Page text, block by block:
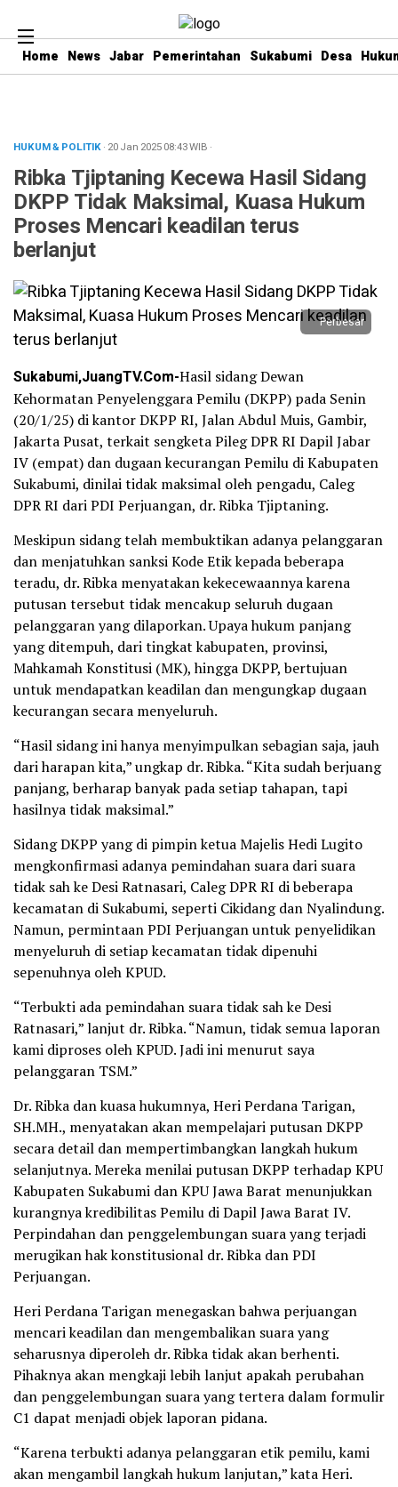
Home News Jabar Pemerintahan Sukabumi Desa
HUKUM & POLITIK· 20 Jan 202508:43WIB ·
Ribka Tjiptaning Kecewa Hasil Sidang
DKPP Tidak Maksimal, Kuasa Hukum
Proses Mencari keadilan terus
berlanjut
Perbesar
Sukabumi,JuangTV.Com-Hasil sidang Dewan
Kehormatan Penyelenggara Pemilu (DKPP) pada Senin
(20/1/25) di kantor DKPP RI, Jalan Abdul Muis, Gambir,
Jakarta Pusat, terkait sengketa Pileg DPR RI Dapil Jabar
IV (empat) dan dugaan kecurangan Pemilu di Kabupaten
Sukabumi, dinilai tidak maksimal oleh pengadu, Caleg
DPR RI dari PDI Perjuangan, dr. Ribka Tjiptaning.
Meskipun sidang telah membuktikan adanya pelanggaran
dan menjatuhkan sanksi Kode Etik kepada beberapa
teradu, dr. Ribka menyatakan kekecewaannya karena
putusan tersebut tidak mencakup seluruh dugaan
pelanggaran yang dilaporkan. Upaya hukum panjang
yang ditempuh, dari tingkat kabupaten, provinsi,
Mahkamah Konstitusi (MK), hingga DKPP, bertujuan
untuk mendapatkan keadilan dan mengungkap dugaan
kecurangan secara menyeluruh.
“Hasil sidang ini hanya menyimpulkan sebagian saja, jauh
dari harapan kita,” ungkap dr. Ribka. “Kita sudah berjuang
panjang, berharap banyak pada setiap tahapan, tapi
hasilnya tidak maksimal.”
Sidang DKPP yang di pimpin ketua Majelis Hedi Lugito
mengkonfirmasi adanya pemindahan suara dari suara
tidak sah ke Desi Ratnasari, Caleg DPR RI di beberapa
kecamatan di Sukabumi, seperti Cikidang dan Nyalindung.
Namun, permintaan PDI Perjuangan untuk penyelidikan
menyeluruh di setiap kecamatan tidak dipenuhi
sepenuhnya oleh KPUD.
“Terbukti ada pemindahan suara tidak sah ke Desi
Ratnasari,” lanjut dr. Ribka. “Namun, tidak semua laporan
kami diproses oleh KPUD. Jadi ini menurut saya
pelanggaran TSM.”
Dr. Ribka dan kuasa hukumnya, Heri Perdana Tarigan,
SH.MH., menyatakan akan mempelajari putusan DKPP
secara detail dan mempertimbangkan langkah hukum
selanjutnya. Mereka menilai putusan DKPP terhadap KPU
Kabupaten Sukabumi dan KPU Jawa Barat menunjukkan
kurangnya kredibilitas Pemilu di Dapil Jawa Barat IV.
Perpindahan dan penggelembungan suara yang terjadi
merugikan hak konstitusional dr. Ribka dan PDI
Perjuangan.
Heri Perdana Tarigan menegaskan bahwa perjuangan
mencari keadilan dan mengembalikan suara yang
seharusnya diperoleh dr. Ribka tidak akan berhenti.
Pihaknya akan mengkaji lebih lanjut apakah perubahan
dan penggelembungan suara yang tertera dalam formulir
C1 dapat menjadi objek laporan pidana.
“Karena terbukti adanya pelanggaran etik pemilu, kami
akan mengambil langkah hukum lanjutan,” kata Heri.